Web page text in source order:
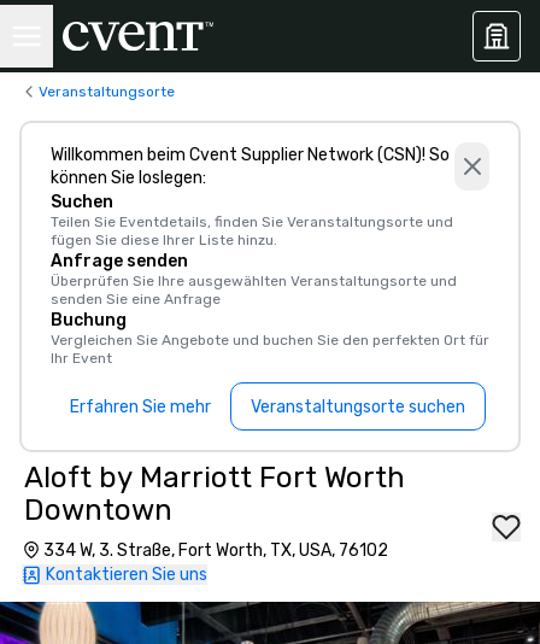
Veranstaltungsorte
Willkommen beim Cvent Supplier Network (CSN)! So
können Sie loslegen:
Suchen
Teilen Sie Eventdetails, finden Sie Veranstaltungsorte und
fügen Sie diese Ihrer Liste hinzu.
Anfrage senden
Überprüfen Sie Ihre ausgewählten Veranstaltungsorte und
senden Sie eine Anfrage
Buchung
Vergleichen Sie Angebote und buchen Sie den perfekten Ort für
Ihr Event
Erfahren Sie mehr Veranstaltungsorte suchen
Aloft by Marriott Fort Worth
Downtown
334 W, 3. Straße, Fort Worth, TX, USA, 76102
Kontaktieren Sie uns